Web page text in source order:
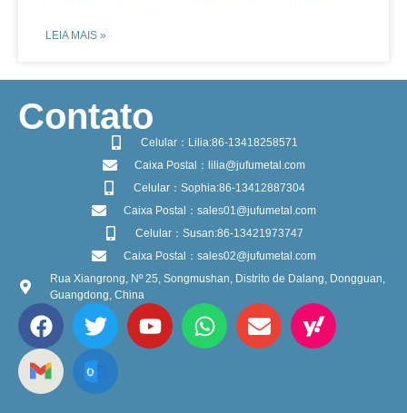
LEIA MAIS »
​Contato
Celular：Lilia:86-13418258571
Caixa Postal：lilia@jufumetal.com
Celular：Sophia:86-13412887304
Caixa Postal：sales01@jufumetal.com
Celular：Susan:86-13421973747
Caixa Postal：sales02@jufumetal.com
Rua Xiangrong, Nº 25, Songmushan, Distrito de Dalang, Dongguan,
Guangdong, China